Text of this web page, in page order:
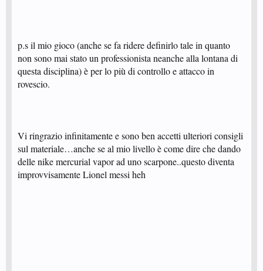
p.s il mio gioco (anche se fa ridere definirlo tale in quanto
non sono mai stato un professionista neanche alla lontana di
questa disciplina) è per lo più di controllo e attacco in
rovescio.
Vi ringrazio infinitamente e sono ben accetti ulteriori consigli
sul materiale…anche se al mio livello è come dire che dando
delle nike mercurial vapor ad uno scarpone..questo diventa
improvvisamente Lionel messi heh